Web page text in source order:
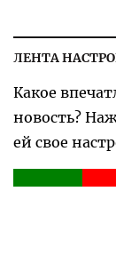
ЛЕНТА
Какое
новость?
ей свое